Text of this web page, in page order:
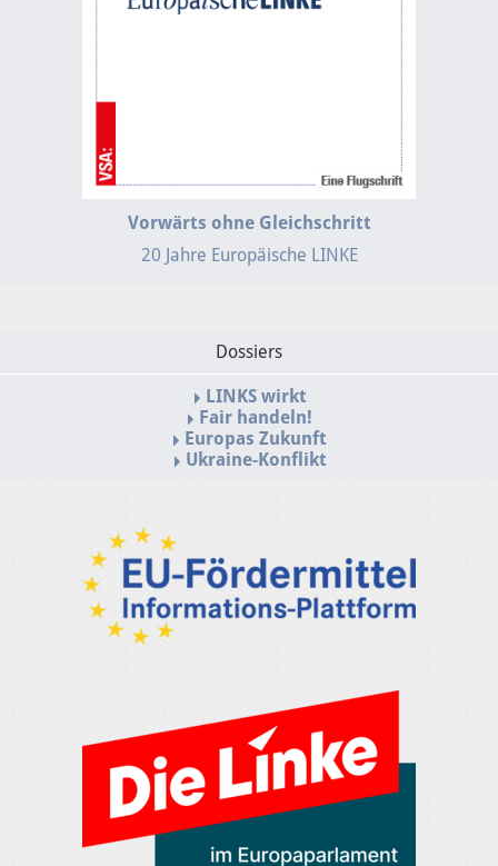
Vorwärts ohne Gleichschritt
20 Jahre Europäische LINKE
Dossiers
LINKS wirkt
Fair handeln!
Europas Zukunft
Ukraine-Konflikt